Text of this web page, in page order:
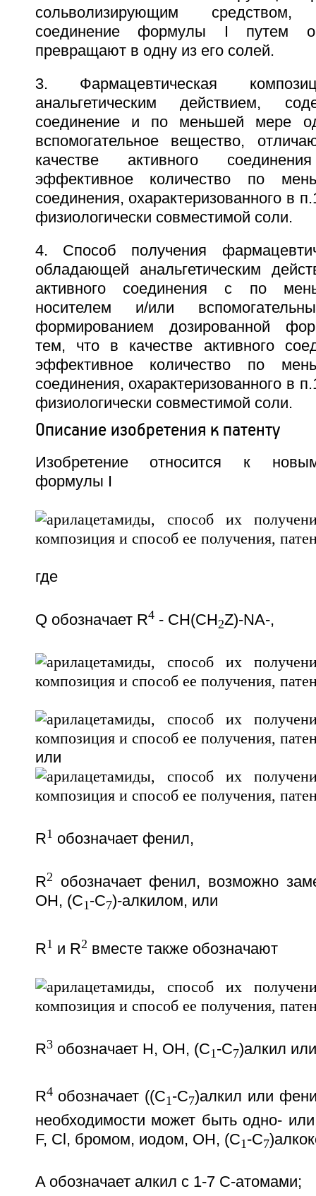
сольволизирующим
соединение формулы I путем
превращают в одну из его солей.
3. Фармацевтическая
анальгетическим действием,
соединение и по меньшей мере
вспомогательное вещество,
качестве активного
эффективное количество по
соединения, охарактеризованного в
физиологически совместимой соли.
4. Способ получения
обладающей анальгетическим
активного соединения с по
носителем и/или
формированием дозированной
тем, что в качестве активного
эффективное количество по
соединения, охарактеризованного в
физиологически совместимой соли.
Описание изобретения к патенту
Изобретение относится к
формулы I
где
Q обозначает R4- CH(CH2Z)-NA-,
или
R1 обозначает фенил,
R2
обозначает фенил, возможно
OH, (C1-C7)-алкилом, или
R1 и R2 вместе также обозначают
R3обозначает H, OH, (C1-C7)алкил
R4обозначает ((C1-C7)алкил или
необходимости может быть одно-
F, Cl, бромом, иодом, OH, (C1-C7
A обозначает алкил с 1-7 С-атомами;